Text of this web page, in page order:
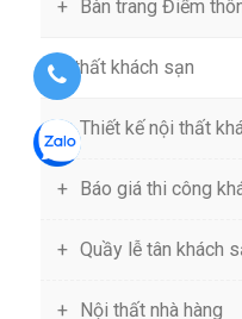
Bàn trang Điểm
Nội thất khách sạn
Thiết kế nội thất
Báo giá thi công
Quầy lễ tân khách
Nội thất nhà hàng